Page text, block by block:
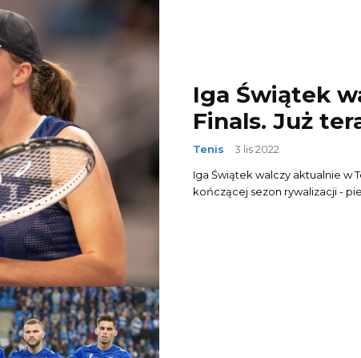
Iga Świątek
Finals. Już
Tenis
3 lis 2022
Iga Świątek walczy aktualnie w
kończącej sezon rywalizacji -